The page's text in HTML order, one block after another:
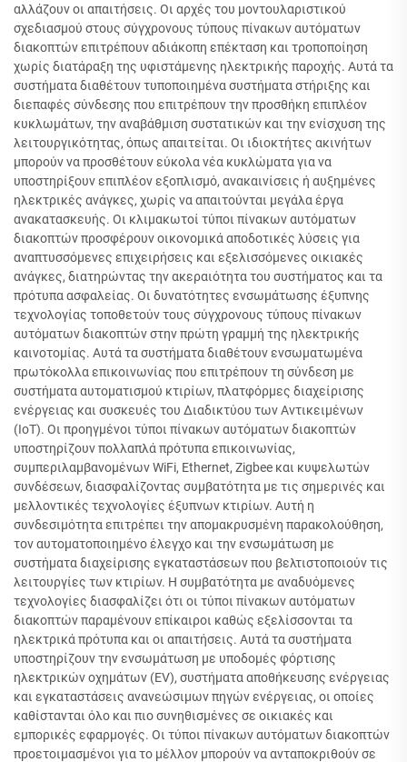
αλλάζουν οι απαιτήσεις. Οι αρχές του μοντουλαριστικού
σχεδιασμού στους σύγχρονους τύπους πίνακων αυτόματων
διακοπτών επιτρέπουν αδιάκοπη επέκταση και τροποποίηση
χωρίς διατάραξη της υφιστάμενης ηλεκτρικής παροχής. Αυτά τα
συστήματα διαθέτουν τυποποιημένα συστήματα στήριξης και
διεπαφές σύνδεσης που επιτρέπουν την προσθήκη επιπλέον
κυκλωμάτων, την αναβάθμιση συστατικών και την ενίσχυση της
λειτουργικότητας, όπως απαιτείται. Οι ιδιοκτήτες ακινήτων
μπορούν να προσθέτουν εύκολα νέα κυκλώματα για να
υποστηρίξουν επιπλέον εξοπλισμό, ανακαινίσεις ή αυξημένες
ηλεκτρικές ανάγκες, χωρίς να απαιτούνται μεγάλα έργα
ανακατασκευής. Οι κλιμακωτοί τύποι πίνακων αυτόματων
διακοπτών προσφέρουν οικονομικά αποδοτικές λύσεις για
αναπτυσσόμενες επιχειρήσεις και εξελισσόμενες οικιακές
ανάγκες, διατηρώντας την ακεραιότητα του συστήματος και τα
πρότυπα ασφαλείας. Οι δυνατότητες ενσωμάτωσης έξυπνης
τεχνολογίας τοποθετούν τους σύγχρονους τύπους πίνακων
αυτόματων διακοπτών στην πρώτη γραμμή της ηλεκτρικής
καινοτομίας. Αυτά τα συστήματα διαθέτουν ενσωματωμένα
πρωτόκολλα επικοινωνίας που επιτρέπουν τη σύνδεση με
συστήματα αυτοματισμού κτιρίων, πλατφόρμες διαχείρισης
ενέργειας και συσκευές του Διαδικτύου των Αντικειμένων
(IoT). Οι προηγμένοι τύποι πίνακων αυτόματων διακοπτών
υποστηρίζουν πολλαπλά πρότυπα επικοινωνίας,
συμπεριλαμβανομένων WiFi, Ethernet, Zigbee και κυψελωτών
συνδέσεων, διασφαλίζοντας συμβατότητα με τις σημερινές και
μελλοντικές τεχνολογίες έξυπνων κτιρίων. Αυτή η
συνδεσιμότητα επιτρέπει την απομακρυσμένη παρακολούθηση,
τον αυτοματοποιημένο έλεγχο και την ενσωμάτωση με
συστήματα διαχείρισης εγκαταστάσεων που βελτιστοποιούν τις
λειτουργίες των κτιρίων. Η συμβατότητα με αναδυόμενες
τεχνολογίες διασφαλίζει ότι οι τύποι πίνακων αυτόματων
διακοπτών παραμένουν επίκαιροι καθώς εξελίσσονται τα
ηλεκτρικά πρότυπα και οι απαιτήσεις. Αυτά τα συστήματα
υποστηρίζουν την ενσωμάτωση με υποδομές φόρτισης
ηλεκτρικών οχημάτων (EV), συστήματα αποθήκευσης ενέργειας
και εγκαταστάσεις ανανεώσιμων πηγών ενέργειας, οι οποίες
καθίστανται όλο και πιο συνηθισμένες σε οικιακές και
εμπορικές εφαρμογές. Οι τύποι πίνακων αυτόματων διακοπτών
προετοιμασμένοι για το μέλλον μπορούν να ανταποκριθούν σε